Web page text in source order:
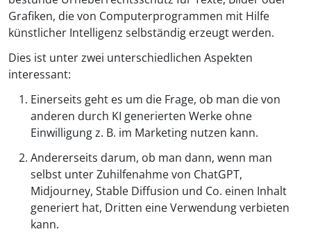
Grafiken, die von Computerprogrammen mit Hilfe
künstlicher Intelligenz selbständig erzeugt werden.
Dies ist unter zwei unterschiedlichen Aspekten
interessant:
Einerseits geht es um die Frage, ob man die von
anderen durch KI generierten Werke ohne
Einwilligung z. B. im Marketing nutzen kann.
Andererseits darum, ob man dann, wenn man
selbst unter Zuhilfenahme von ChatGPT,
Midjourney, Stable Diffusion und Co. einen Inhalt
generiert hat, Dritten eine Verwendung verbieten
kann.